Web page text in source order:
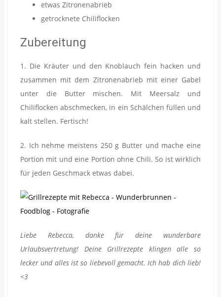
etwas Zitronenabrieb
getrocknete Chiliflocken
Zubereitung
1. Die Kräuter und den Knoblauch fein hacken und
zusammen mit dem Zitronenabrieb mit einer Gabel
unter die Butter mischen. Mit Meersalz und
Chiliflocken abschmecken, in ein Schälchen füllen und
kalt stellen. Fertisch!
2. Ich nehme meistens 250 g Butter und mache eine
Portion mit und eine Portion ohne Chili. So ist wirklich
für jeden Geschmack etwas dabei.
Liebe Rebecca, danke für deine wunderbare
Urlaubsvertretung! Deine Grillrezepte klingen alle so
lecker und alles ist so liebevoll gemacht. Ich hab dich lieb!
<3